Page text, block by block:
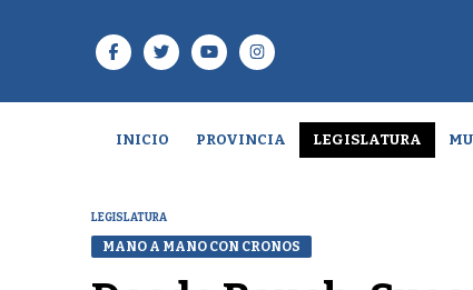
INICIO PROVINCIA LEGISLATURA
LEGISLATURA
MANO A MANO CON CRONOS